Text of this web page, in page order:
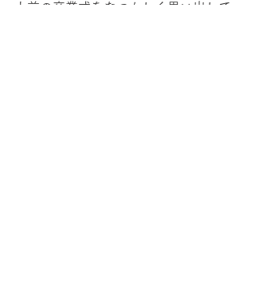
上前の卒業式をなつかしく思い出して